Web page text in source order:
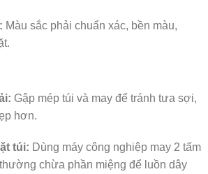
Màu sắc phải chuẩn xác, bền màu,
Gập mép túi và may để tránh tưa sợi,
hơn.
túi: Dùng máy công nghiệp may 2 tấm
chừa phần miệng để luồn dây